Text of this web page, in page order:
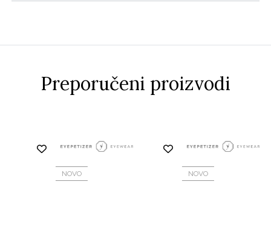
Preporučeni proizvodi